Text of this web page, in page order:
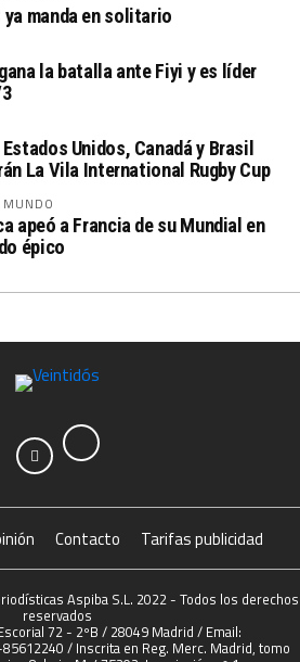
ya manda en solitario
la batalla ante Fiyi y es líder
Unidos, Canadá y Brasil
La Vila International Rugby Cup
MUNDO
apeó a Francia de su Mundial en
épico
Contacto Tarifas publicidad
Aspiba S.L. 2022 - Todos los derechos
reservados
72 - 2ºB / 28049 Madrid / Email:
/ Inscrita en Reg. Merc. Madrid, tomo